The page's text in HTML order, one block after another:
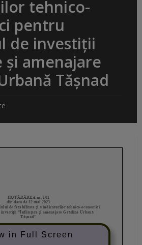
tehnico-
pentru
de investiții
amenajare
Tășnad
in Full Screen